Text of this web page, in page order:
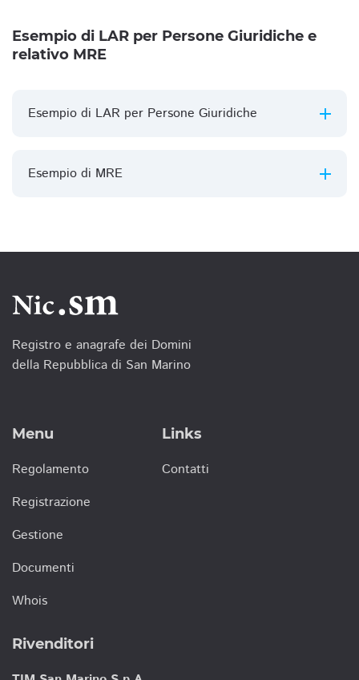
Esempio di LAR per Persone Giuridiche e
relativo MRE
Esempio di LAR per Persone Giuridiche
Esempio di MRE
Registro e anagrafe dei Domini
della Repubblica di San Marino
Menu
Regolamento
Registrazione
Gestione
Documenti
Whois
Links
Contatti
Rivenditori